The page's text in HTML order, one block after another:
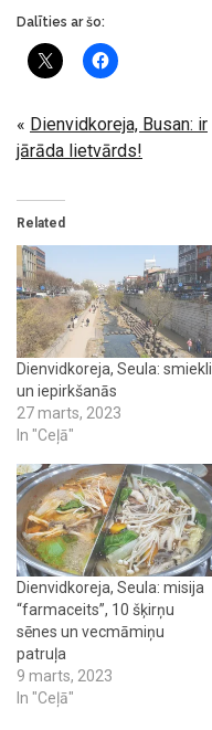
Dalīties ar šo:
« Dienvidkoreja, Busan: ir
jārāda lietvārds!
Related
Dienvidkoreja, Seula: smiekli
un iepirkšanās
27 marts, 2023
In "Ceļā"
Dienvidkoreja, Seula: misija
“farmaceits”, 10 šķirņu
sēnes un vecmāmiņu
patruļa
9 marts, 2023
In "Ceļā"